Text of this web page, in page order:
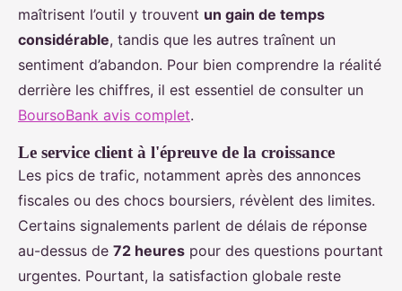
maîtrisent l’outil y trouvent un gain de temps
considérable, tandis que les autres traînent un
sentiment d’abandon. Pour bien comprendre la réalité
derrière les chiffres, il est essentiel de consulter un
BoursoBank avis complet.
Le service client à l'épreuve de la croissance
Les pics de trafic, notamment après des annonces
fiscales ou des chocs boursiers, révèlent des limites.
Certains signalements parlent de délais de réponse
au-dessus de 72 heures pour des questions pourtant
urgentes. Pourtant, la satisfaction globale reste